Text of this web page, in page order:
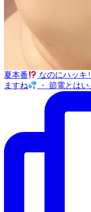
夏本番
なのにハッキ
ますね
・ 節電とは